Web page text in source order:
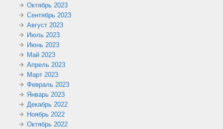
Октябрь 2023
Сентябрь 2023
Август 2023
Июль 2023
Июнь 2023
Май 2023
Апрель 2023
Март 2023
Февраль 2023
Январь 2023
Декабрь 2022
Ноябрь 2022
Октябрь 2022